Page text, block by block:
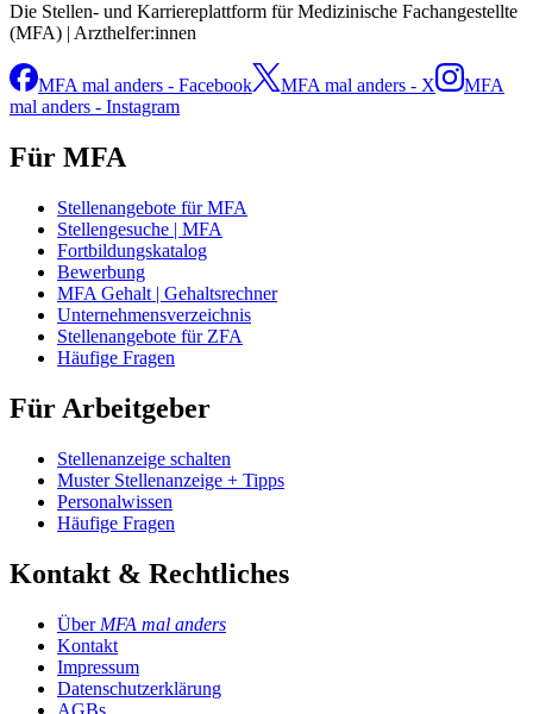
Die Stellen- und Karriereplattform für Medizinische Fachangestellte
(MFA) | Arzthelfer:innen
MFA mal anders - Facebook MFA mal anders - X
MFA
mal anders - Instagram
Für MFA
Stellenangebote für MFA
Stellengesuche | MFA
Fortbildungskatalog
Bewerbung
MFA Gehalt | Gehaltsrechner
Unternehmensverzeichnis
Stellenangebote für ZFA
Häufige Fragen
Für Arbeitgeber
Stellenanzeige schalten
Muster Stellenanzeige + Tipps
Personalwissen
Häufige Fragen
Kontakt & Rechtliches
Über MFA mal anders
Kontakt
Impressum
Datenschutzerklärung
AGBs